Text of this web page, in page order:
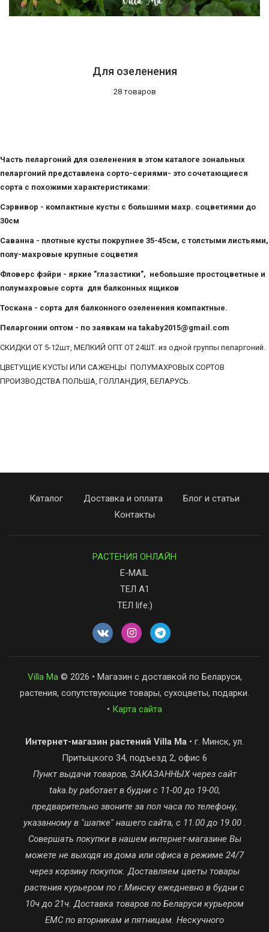
Для озеленения
28 товаров
Часть пеларгоний для озеленения в этом каталоге зональных
пеларгоний представлена сорто-сериями- это сочетающиеся
сорта с похожими характеристиками:
Сэрвивор - компактные кусты с большими махр. соцветиями до
30см
Саванна - плотные кусты покрупнее 35-45см, с толстыми листьями,
полу-махровые крупные соцветия
Фловерс фэйри - яркие "глазастики", небольшие простоцветные и
полумахровые сорта для балконных ящиков
Тоскана - сорта для балконного озеленения компактные.
Пеларгонии оптом - по заявкам на takaby2015@gmail.com
СКИДКИ ОТ 5-12шт, МЕЛКИЙ ОПТ ОТ 24ШТ. из одной группы пеларгоний.
ЦВЕТУЩИЕ КУСТЫ ИЛИ САЖЕНЦЫ ПОЛУМАХРОВЫХ СОРТОВ
ПРОИЗВОДСТВА ПОЛЬША, ГОЛЛАНДИЯ, БЕЛАРУСЬ.
Каталог Доставка и оплата
Блог и статьи
Контакты
РАСТЕНИЯ ОНЛАЙН
E-MAIL
ТЕЛ А1
ТЕЛ life:)
Villa Ma© 2026 • Магазин с доставкой по Беларуси,
растения, сопутствующие товары, сухоцветы, подарки.
• Карта сайта
Интернет-магазин растений Villa Ma • г. Минск, ул.
Притыцкого 34, подъезд 2, офис 6
Пункт выдачи товаров, ЗАКАЗАННЫХ через сайт
taka.by работает в будни с 11-00 до 19-00,
предварительно звоните за пол часа по телефону,
указанному в "шапке" нашего сайта, с 11.00 до 19.00 .
Совершать покупки в нашем интернет-магазине Вы
можете не выходя из дома или офиса в режиме 24/7
через корзину покупок. Доставляем цветы товары
растения курьером по г.Минску ежедневно в будни с
10ч до 21ч. Доставка товаров по Беларуси курьером
ЕМС по вторникам и пятницам. Нескучного